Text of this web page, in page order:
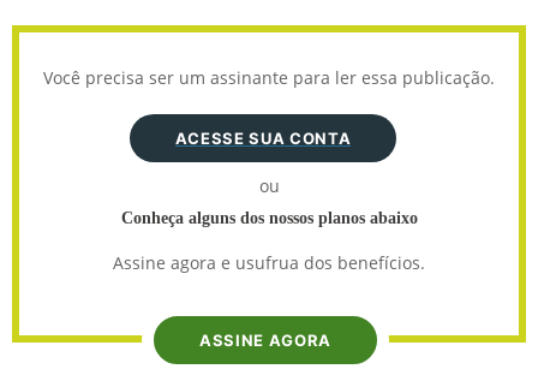
Você precisa ser um assinante para ler essa publicação.
ACESSE SUA CONTA
ou
Conheça alguns dos nossos planos abaixo
Assine agora e usufrua dos benefícios.
ASSINE AGORA